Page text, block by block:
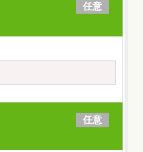
任意
任意